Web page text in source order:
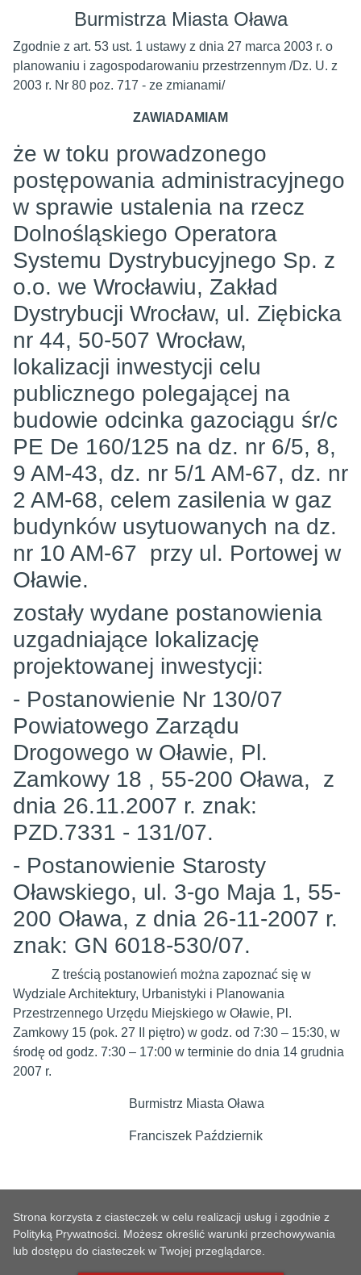
Burmistrza Miasta Oława
Zgodnie z art. 53 ust. 1 ustawy z dnia 27 marca 2003 r. o
planowaniu i zagospodarowaniu przestrzennym /Dz. U. z
2003 r. Nr 80 poz. 717 - ze zmianami/
ZAWIADAMIAM
że w toku prowadzonego
postępowania administracyjnego
w sprawie ustalenia na rzecz
Dolnośląskiego Operatora
Systemu Dystrybucyjnego Sp. z
o.o. we Wrocławiu, Zakład
Dystrybucji Wrocław, ul. Ziębicka
nr 44, 50-507 Wrocław,
lokalizacji inwestycji celu
publicznego polegającej na
budowie odcinka gazociągu śr/c
PE De 160/125 na dz. nr 6/5, 8,
9 AM-43, dz. nr 5/1 AM-67, dz. nr
2 AM-68, celem zasilenia w gaz
budynków usytuowanych na dz.
nr 10 AM-67 przy ul. Portowej w
Oławie.
zostały wydane postanowienia
uzgadniające lokalizację
projektowanej inwestycji:
- Postanowienie Nr 130/07
Powiatowego Zarządu
Drogowego w Oławie, Pl.
Zamkowy 18 , 55-200 Oława, z
dnia 26.11.2007 r. znak:
PZD.7331 - 131/07.
- Postanowienie Starosty
Oławskiego, ul. 3-go Maja 1, 55-
200 Oława, z dnia 26-11-2007 r.
znak: GN 6018-530/07.
Z treścią postanowień można zapoznać się w
Wydziale Architektury, Urbanistyki i Planowania
Przestrzennego Urzędu Miejskiego w Oławie, Pl.
Zamkowy 15 (pok. 27 II piętro) w godz. od 7:30 – 15:30, w
środę od godz. 7:30 – 17:00 w terminie do dnia 14 grudnia
2007 r.
Burmistrz Miasta Oława
Franciszek Październik
Strona korzysta z ciasteczek w celu realizacji usług i zgodnie z
Polityką Prywatności. Możesz określić warunki przechowywania
lub dostępu do ciasteczek w Twojej przeglądarce.